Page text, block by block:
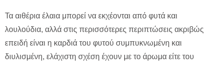
Τα αιθέρια έλαια μπορεί να εκχέονται από φυτά και
λουλούδια, αλλά στις περισσότερες περιπτώσεις ακριβώς
επειδή είναι η καρδιά του φυτού συμπυκνωμένη και
διυλισμένη, ελάχιστη σχέση έχουν με το άρωμα είτε του